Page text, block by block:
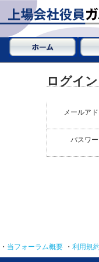
ログイン
メールア
パスワ
・ 当フォーラム概要 ・ 利用規